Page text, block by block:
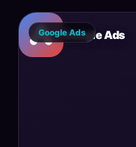
Google Ads
Google Ads